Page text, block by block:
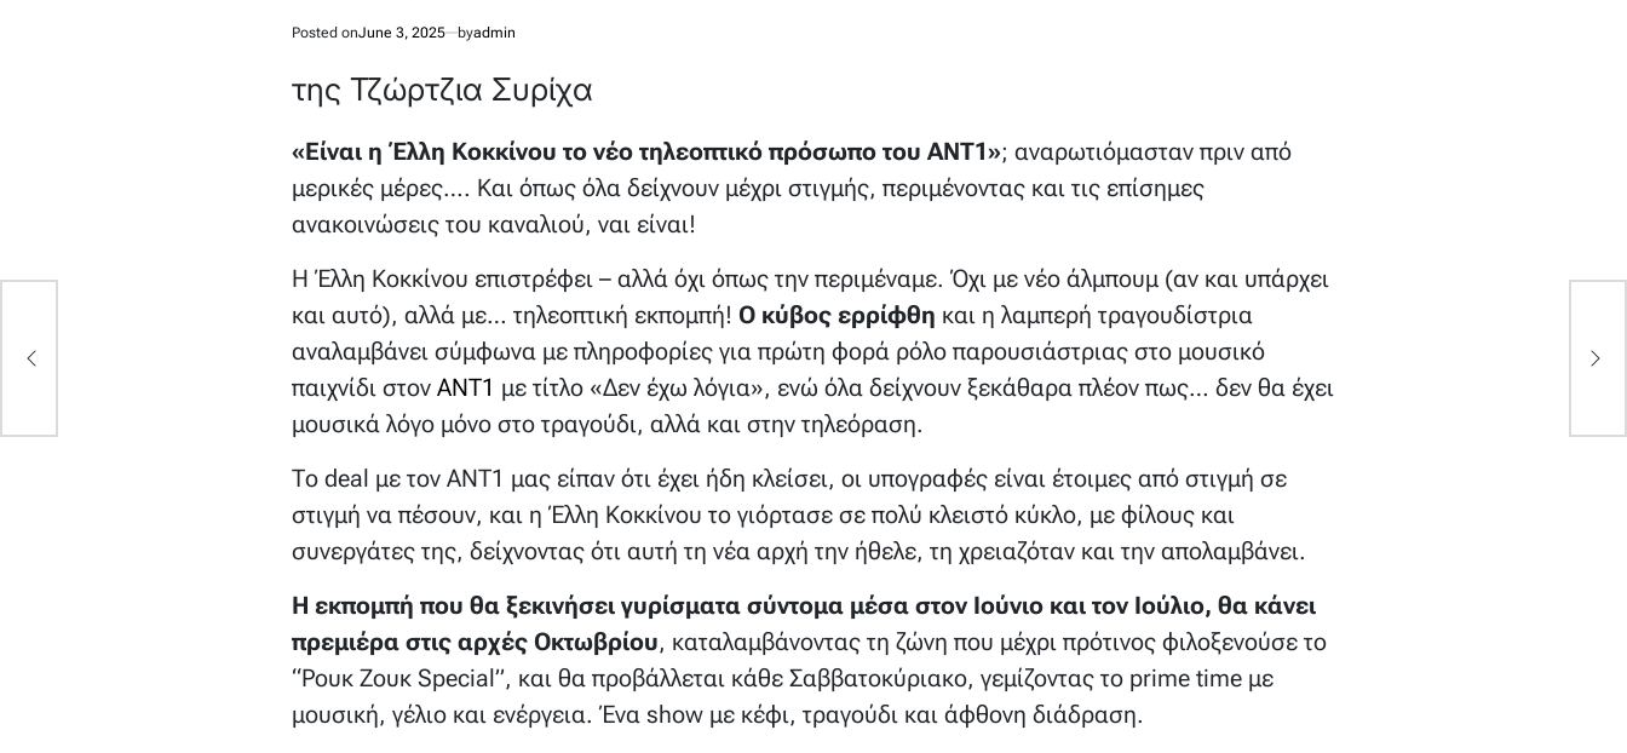
Posted onJune 3, 2025 byadmin
της Τζώρτζια Συρίχα
«Είναι η Έλλη Κοκκίνου το νέο τηλεοπτικό πρόσωπο του ΑΝΤ1»; αναρωτιόμασταν πριν από
μερικές μέρες…. Και όπως όλα δείχνουν μέχρι στιγμής, περιμένοντας και τις επίσημες
ανακοινώσεις του καναλιού, ναι είναι!
Η Έλλη Κοκκίνου επιστρέφει – αλλά όχι όπως την περιμέναμε. Όχι με νέο άλμπουμ (αν και υπάρχει
και αυτό), αλλά με… τηλεοπτική εκπομπή! Ο κύβος ερρίφθη και η λαμπερή τραγουδίστρια
αναλαμβάνει σύμφωνα με πληροφορίες για πρώτη φορά ρόλο παρουσιάστριας στο μουσικό
παιχνίδι στον ΑΝΤ1 με τίτλο «Δεν έχω λόγια», ενώ όλα δείχνουν ξεκάθαρα πλέον πως… δεν θα έχει
μουσικά λόγο μόνο στο τραγούδι, αλλά και στην τηλεόραση.
Το deal με τον ΑΝΤ1 μας είπαν ότι έχει ήδη κλείσει, οι υπογραφές είναι έτοιμες από στιγμή σε
στιγμή να πέσουν, και η Έλλη Κοκκίνου το γιόρτασε σε πολύ κλειστό κύκλο, με φίλους και
συνεργάτες της, δείχνοντας ότι αυτή τη νέα αρχή την ήθελε, τη χρειαζόταν και την απολαμβάνει.
Η εκπομπή που θα ξεκινήσει γυρίσματα σύντομα μέσα στον Ιούνιο και τον Ιούλιο, θα κάνει
πρεμιέρα στις αρχές Οκτωβρίου, καταλαμβάνοντας τη ζώνη που μέχρι πρότινος φιλοξενούσε το
“Ρουκ Ζουκ Special”, και θα προβάλλεται κάθε Σαββατοκύριακο, γεμίζοντας το prime time με
μουσική, γέλιο και ενέργεια. Ένα show με κέφι, τραγούδι και άφθονη διάδραση.